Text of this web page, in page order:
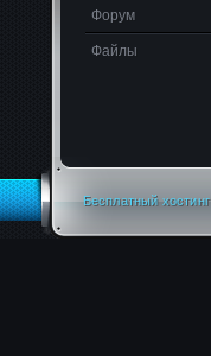
Форум
Файлы
Бесплатный хостинг